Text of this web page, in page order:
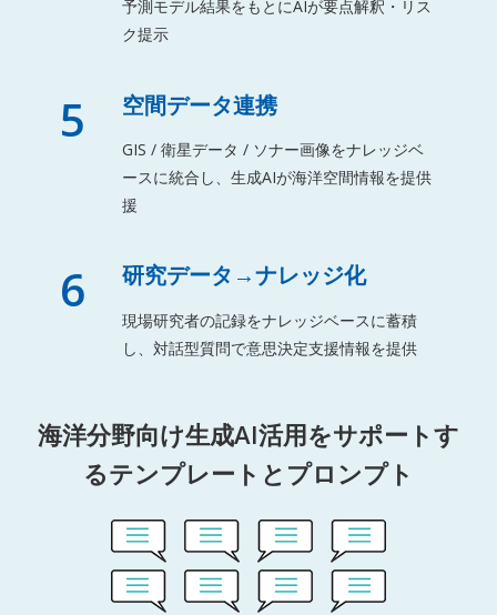
予測モデル結果をもとにAIが要点解釈・リス
ク提示
5 空間データ連携
GIS / 衛星データ / ソナー画像をナレッジベ
ースに統合し、生成AIが海洋空間情報を提供
援
6 研究データ→ナレッジ化
現場研究者の記録をナレッジベースに蓄積
し、対話型質問で意思決定支援情報を提供
海洋分野向け生成AI活用をサポートす
るテンプレートとプロンプト